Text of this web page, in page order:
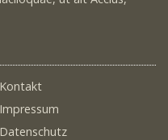
Kontakt
Impressum
Datenschutz